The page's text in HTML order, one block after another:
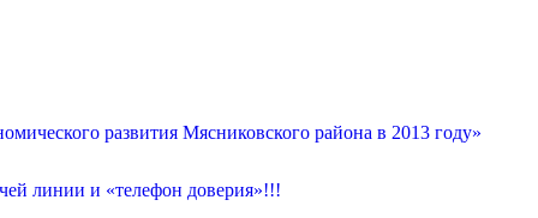
развития Мясниковского района в 2013 году»
линии и «телефон доверия»!!!